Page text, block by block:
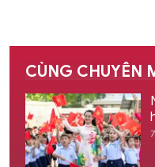
CÙNG CHUYÊN